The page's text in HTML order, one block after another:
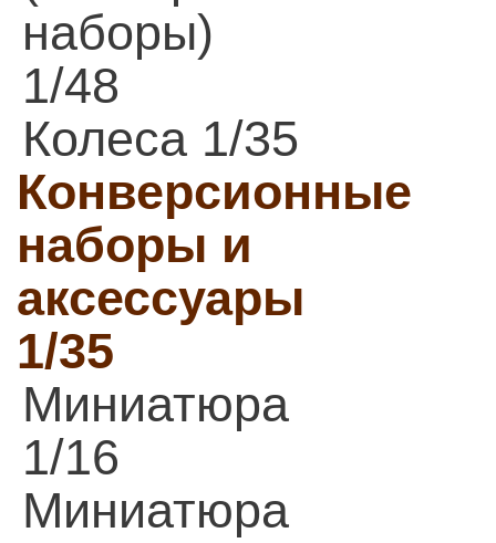
наборы)
1/48
Колеса 1/35
Конверсионные
наборы и
аксессуары
1/35
Миниатюра
1/16
Миниатюра